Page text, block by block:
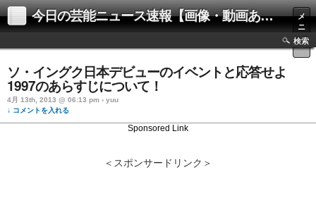
今日の芸能ニュース速報【画像・動画あり】
メ
ニ
ュ
ー
検索
ソ・イングク日本デビューのイベントと応答せよ
1997のあらすじについて！
4月 13th, 2013 @ 06:13 pm › yuu
↓ コメントを入れる
Sponsored Link
＜スポンサードリンク＞